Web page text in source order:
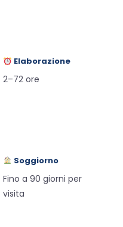
Elaborazione
2–72 ore
Soggiorno
Fino a 90 giorni per
visita